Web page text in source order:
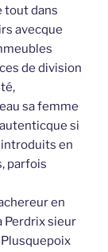
tout dans
avecque
de division
sa femme
si
en
parfois
en
Perdrix sieur